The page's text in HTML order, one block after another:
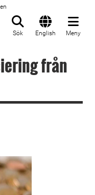
Sök English Meny
från